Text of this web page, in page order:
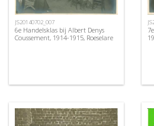
JS20140702_007
6e Handelsklas bij Albert Denys
Coussement, 1914-1915, Roeselare